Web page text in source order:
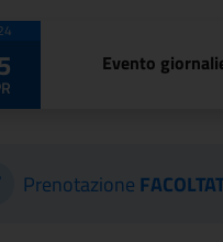
di apertura
Evento
Prenotazione